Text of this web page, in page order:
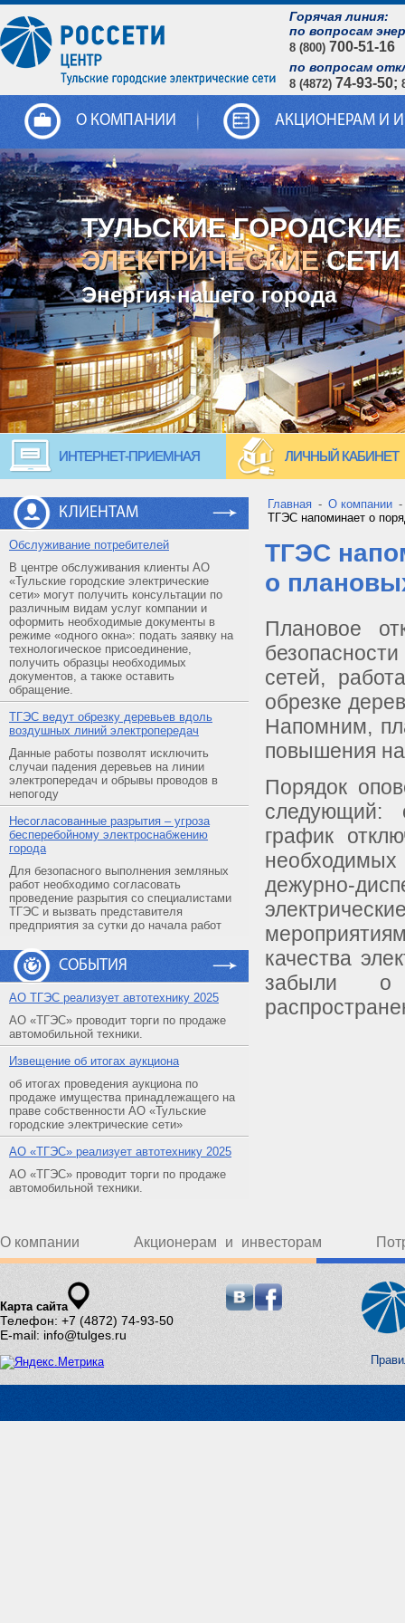
Горячая линия:
по вопросам
8 (800) 700-51-16
по вопросам
8 (4872) 74-93-50;
О КОМПАНИИ АКЦИОНЕРАМ И
ТУЛЬСКИЕ ГОРОДСКИЕ
ЭЛЕКТРИЧЕСКИЕСЕТИ
Энергия нашего города
ИНТЕРНЕТ-ПРИЕМНАЯ ЛИЧНЫЙ КАБИНЕТ
КЛИЕНТАМ
Обслуживание потребителей
В центре обслуживания клиенты АО
«Тульские городские электрические
сети» могут получить консультации по
различным видам услуг компании и
оформить необходимые документы в
режиме «одного окна»: подать заявку на
технологическое присоединение,
получить образцы необходимых
документов, а также оставить
обращение.
ТГЭС ведут обрезку деревьев вдоль
воздушных линий электропередач
Данные работы позволят исключить
случаи падения деревьев на линии
электропередач и обрывы проводов в
непогоду
Несогласованные разрытия – угроза
бесперебойному электроснабжению
города
Для безопасного выполнения земляных
работ необходимо согласовать
проведение разрытия со специалистами
ТГЭС и вызвать представителя
предприятия за сутки до начала работ
СОБЫТИЯ
АO ТГЭС реализует автотехнику 2025
АО «ТГЭС» проводит торги по продаже
автомобильной техники.
Извещение об итогах аукциона
об итогах проведения аукциона по
продаже имущества принадлежащего на
праве собственности АО «Тульские
городские электрические сети»
АO «ТГЭС» реализует автотехнику 2025
АО «ТГЭС» проводит торги по продаже
автомобильной техники.
Главная - О компании -
ТГЭС напоминает о
ТГЭС
о
Плановое
сетей,
обрезке
Напомним,
повышения
Порядок
следующий:
график
дежурно-
качества
забыли о
О компании Акционерам и инвесторам
Карта сайта
Телефон: +7 (4872) 74-93-50
E-mail: info@tulges.ru